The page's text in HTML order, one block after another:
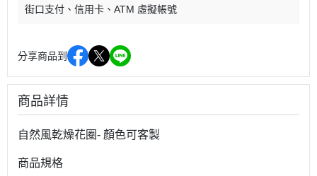
街口支付
信用卡 ATM 虛擬帳號
分享商品到
商品詳情
自然風乾燥花圈- 顏色可客製
商品規格